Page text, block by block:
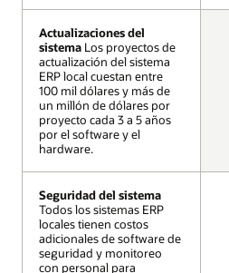
Actualizaciones del
sistemaLos proyectos de
actualización del sistema
ERP local cuestan entre
100 mil dólares y más de
un millón de dólares por
proyecto cada 3 a 5 años
por el software y el
hardware.
Seguridad del sistema
Todos los sistemas ERP
locales tienen costos
adicionales de software de
seguridad y monitoreo
con personal para
Actualizaciones del
sistemaLos proyectos de
actualización del sistema
ERP local cuestan entre
100 mil dólares y más de
un millón de dólares por
proyecto cada 3 a 5 años
por el software y el
hardware.
Seguridad del sistema
Todos los sistemas ERP
locales tienen costos
adicionales de software de
seguridad y monitoreo
con personal para